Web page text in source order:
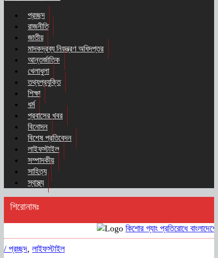
প্রচ্ছদ
রাজনীতি
জাতীয়
মাদকদ্রব্য নিয়ন্ত্রণ অধিদপ্তর
আন্তর্জাতিক
খেলাধুলা
তথ্যপ্রযুক্তি
শিক্ষা
ধর্ম
প্রবাসের খবর
বিনোদন
বিশেষ প্রতিবেদন
লাইফস্টাইল
সম্পাদকীয়
সাহিত্য
স্বাস্থ্য
শিরোনামঃ
কিশোর গ্যাং প্রতিরোধে
/ প্রচ্ছদ, লাইফস্টাইল